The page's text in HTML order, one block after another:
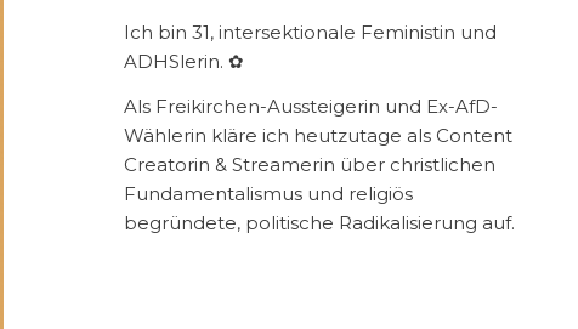
Ich bin 31, intersektionale Feministin und
ADHSlerin. ✿
Als Freikirchen-Aussteigerin und Ex-AfD-
Wählerin kläre ich heutzutage als Content
Creatorin & Streamerin über christlichen
Fundamentalismus und religiös
begründete, politische Radikalisierung auf.